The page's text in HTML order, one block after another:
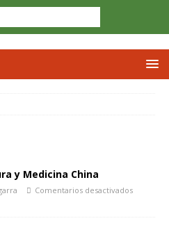
y Medicina China
Comentarios desactivados